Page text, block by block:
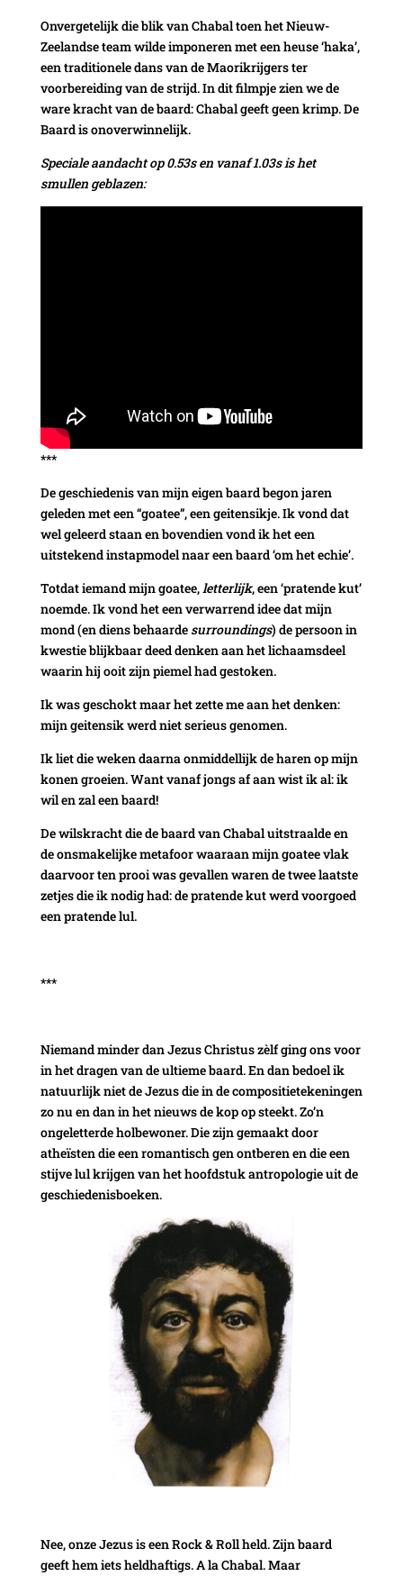
Onvergetelijk die blik van Chabal toen het Nieuw-
Zeelandse team wilde imponeren met een heuse ‘haka’,
een traditionele dans van de Maorikrijgers ter
voorbereiding van de strijd. In dit filmpje zien we de
ware kracht van de baard: Chabal geeft geen krimp. De
Baard is onoverwinnelijk.
Speciale aandacht op 0.53s en vanaf 1.03s is het
smullen geblazen:
***
De geschiedenis van mijn eigen baard begon jaren
geleden met een “goatee”, een geitensikje. Ik vond dat
wel geleerd staan en bovendien vond ik het een
uitstekend instapmodel naar een baard ‘om het echie’.
Totdat iemand mijn goatee,letterlijk, een ‘pratende kut’
noemde. Ik vond het een verwarrend idee dat mijn
mond (en diens behaarde surroundings) de persoon in
kwestie blijkbaar deed denken aan het lichaamsdeel
waarin hij ooit zijn piemel had gestoken.
Ik was geschokt maar het zette me aan het denken:
mijn geitensik werd niet serieus genomen.
Ik liet die weken daarna onmiddellijk de haren op mijn
konen groeien. Want vanaf jongs af aan wist ik al: ik
wil en zal een baard!
De wilskracht die de baard van Chabal uitstraalde en
de onsmakelijke metafoor waaraan mijn goatee vlak
daarvoor ten prooi was gevallen waren de twee laatste
zetjes die ik nodig had: de pratende kut werd voorgoed
een pratende lul.
***
Niemand minder dan Jezus Christus zèlf ging ons voor
in het dragen van de ultieme baard. En dan bedoel ik
natuurlijk niet de Jezus die in de compositietekeningen
zo nu en dan in het nieuws de kop op steekt. Zo’n
ongeletterde holbewoner. Die zijn gemaakt door
atheïsten die een romantisch gen ontberen en die een
stijve lul krijgen van het hoofdstuk antropologie uit de
geschiedenisboeken.
Nee, onze Jezus is een Rock & Roll held. Zijn baard
geeft hem iets heldhaftigs. A la Chabal. Maar